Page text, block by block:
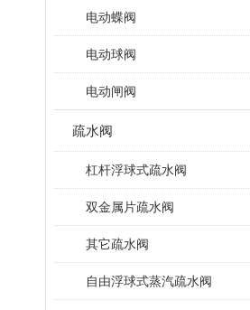
电动蝶阀
电动球阀
电动闸阀
疏水阀
杠杆浮球式疏水阀
双金属片疏水阀
其它疏水阀
自由浮球式蒸汽疏水阀